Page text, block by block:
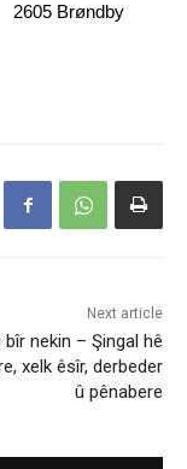
Next article
bîr nekin – Şingal hê
xelk êsîr, derbeder
û pênabere